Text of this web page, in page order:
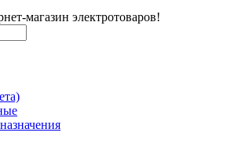
магазин электротоваров!